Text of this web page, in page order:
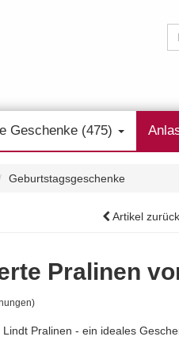
Geschenke (475)
Geburtstagsgeschenke
Artikel zurück
Pralinen
Pralinen - ein ideales